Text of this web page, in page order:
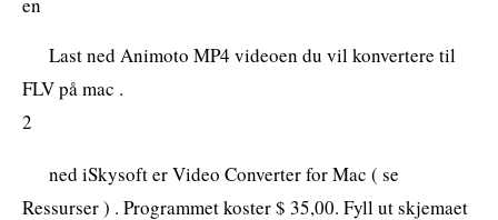
Last ned Animoto MP4 videoen du vil konvertere til
FLV på mac .
2
ned iSkysoft er Video Converter for Mac ( se
Ressurser ) . Programmet koster $ 35,00. Fyll ut skjemaet